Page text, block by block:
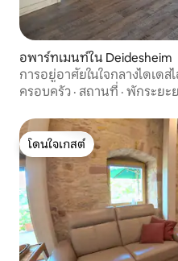
อพาร์ทเมนท์ใน Deidesheim
การอยู่อาศัยในใจกลางไดเดส
ครอบครัว · สถานที่ · พักระยะ
โดนใจเกสต์
โดนใจเกสต์